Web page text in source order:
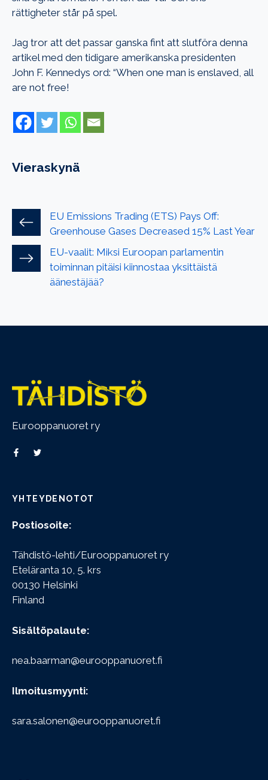
rättigheter står på spel.
Jag tror att det passar ganska fint att slutföra denna
artikel med den tidigare amerikanska presidenten
John F. Kennedys ord: “When one man is enslaved, all
are not free!
Vieraskynä
EU Emissions Trading (ETS) Pays Off:
Greenhouse Gases Decreased 15% Last Year
EU-vaalit: Miksi Euroopan parlamentin
toiminnan pitäisi kiinnostaa yksittäistä
äänestäjää?
Eurooppanuoret ry
YHTEYDENOTOT
Postiosoite:
Tähdistö-lehti/Eurooppanuoret ry
Eteläranta 10, 5. krs
00130 Helsinki
Finland
Sisältöpalaute:
nea.baarman@eurooppanuoret.fi
Ilmoitusmyynti:
sara.salonen@eurooppanuoret.fi